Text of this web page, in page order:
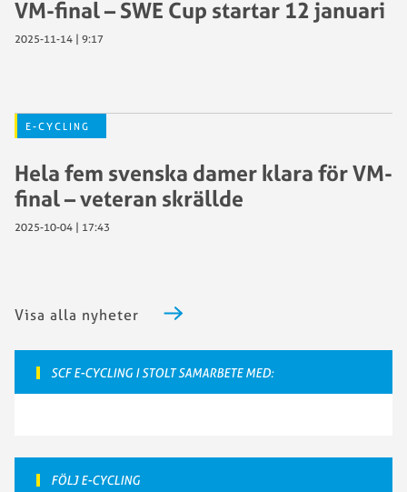
VM-final – SWE Cup startar 12 januari
2025-11-14 | 9:17
E-CYCLING
Hela fem svenska damer klara för VM-
final – veteran skrällde
2025-10-04 | 17:43
Visa alla nyheter
SCF E-CYCLING I STOLT SAMARBETE MED:
FÖLJ E-CYCLING